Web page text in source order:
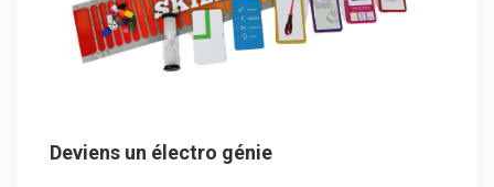
Deviens un électro génie